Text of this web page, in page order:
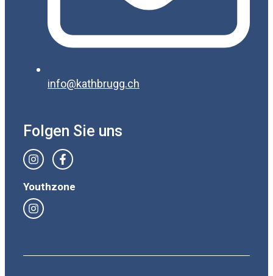
info@kathbrugg.ch
Folgen Sie uns
Youthzone